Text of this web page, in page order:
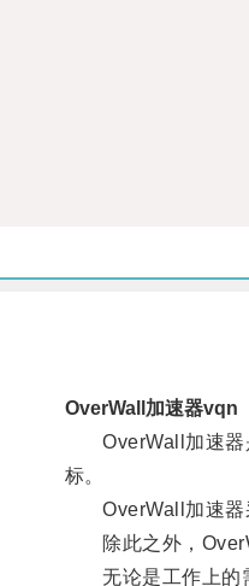
OverWall加速器vqn
OverWall加速器是
标。
OverWall加速器采
除此之外，
无论是工作上的需